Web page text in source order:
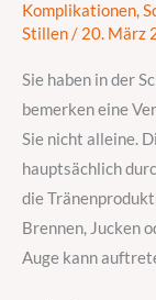
Komplikationen,
Stillen/ 20. März
Sie haben in der
bemerken eine
Sie nicht alleine.
hauptsächlich
die
Brennen, Jucken
Auge kann
Was
wissen
sollten